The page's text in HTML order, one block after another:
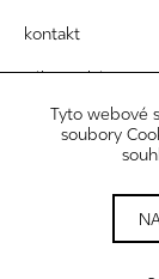
kontakt
zákaznický servis
právní informace
nastavení cookies
Tyto webové
soubory